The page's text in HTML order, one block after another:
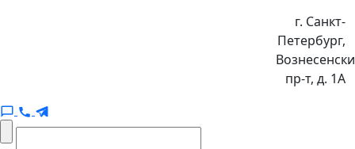
г. Санкт-
Петербург,
пр-т, д. 1А